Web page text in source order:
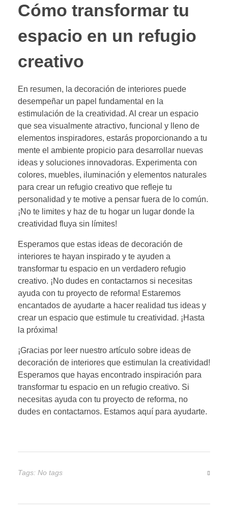
Cómo transformar tu
espacio en un refugio
creativo
En resumen, la decoración de interiores puede
desempeñar un papel fundamental en la
estimulación de la creatividad. Al crear un espacio
que sea visualmente atractivo, funcional y lleno de
elementos inspiradores, estarás proporcionando a tu
mente el ambiente propicio para desarrollar nuevas
ideas y soluciones innovadoras. Experimenta con
colores, muebles, iluminación y elementos naturales
para crear un refugio creativo que refleje tu
personalidad y te motive a pensar fuera de lo común.
¡No te limites y haz de tu hogar un lugar donde la
creatividad fluya sin límites!
Esperamos que estas ideas de decoración de
interiores te hayan inspirado y te ayuden a
transformar tu espacio en un verdadero refugio
creativo. ¡No dudes en contactarnos si necesitas
ayuda con tu proyecto de reforma! Estaremos
encantados de ayudarte a hacer realidad tus ideas y
crear un espacio que estimule tu creatividad. ¡Hasta
la próxima!
¡Gracias por leer nuestro artículo sobre ideas de
decoración de interiores que estimulan la creatividad!
Esperamos que hayas encontrado inspiración para
transformar tu espacio en un refugio creativo. Si
necesitas ayuda con tu proyecto de reforma, no
dudes en contactarnos. Estamos aquí para ayudarte.
Tags: No tags